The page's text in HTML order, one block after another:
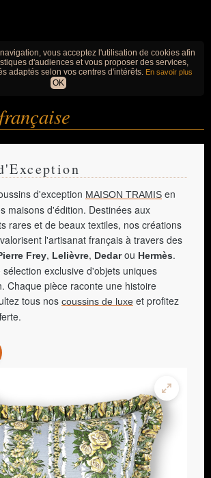
vous acceptez l'utilisation de cookies afin
d'audiences et vous proposer des services,
adaptés selon vos centres d'intérêts. En savoir plus
OK
d'exception MAISON TRAMIS en
maisons d'édition. Destinées aux
rares et de beaux textiles, nos créations
l'artisanat français à travers des
Frey, Lelièvre, Dedarou Hermès.
exclusive d'objets uniques
Chaque pièce raconte une histoire
tous nos coussins de luxe et profitez